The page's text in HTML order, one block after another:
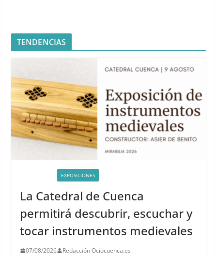
TENDENCIAS
EXPOSICIONES
La Catedral de Cuenca
permitirá descubrir, escuchar y
tocar instrumentos medievales
07/08/2026 Redacción Ociocuenca.es